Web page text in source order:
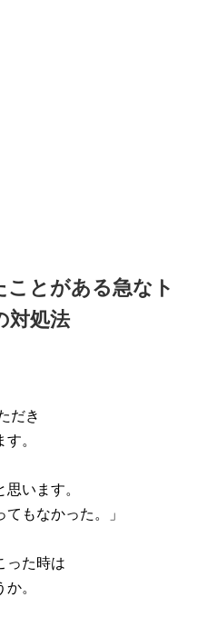
とがある急なト
対処法
だき
。
います。
てもなかった。」
った時は
。